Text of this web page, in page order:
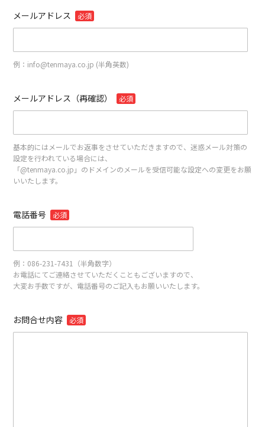
メールアドレス 必須
例：info@tenmaya.co.jp (半角英数)
メールアドレス（再確認） 必須
基本的にはメールでお返事をさせていただきますので、迷惑メール対策の
設定を行われている場合には、
「@tenmaya.co.jp」のドメインのメールを受信可能な設定への変更をお願
いいたします。
電話番号 必須
例：086-231-7431（半角数字）
お電話にてご連絡させていただくこともございますので、
大変お手数ですが、電話番号のご記入もお願いいたします。
お問合せ内容 必須